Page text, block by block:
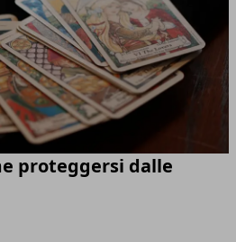
proteggersi dalle